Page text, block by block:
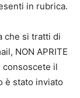
in rubrica.
che si tratti di
NON APRITE
consoscete il
è stato inviato